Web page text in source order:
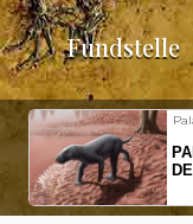
Fundstelle